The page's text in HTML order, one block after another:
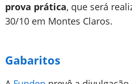
prova prática, que será
30/10 em Montes Claros.
Gabaritos